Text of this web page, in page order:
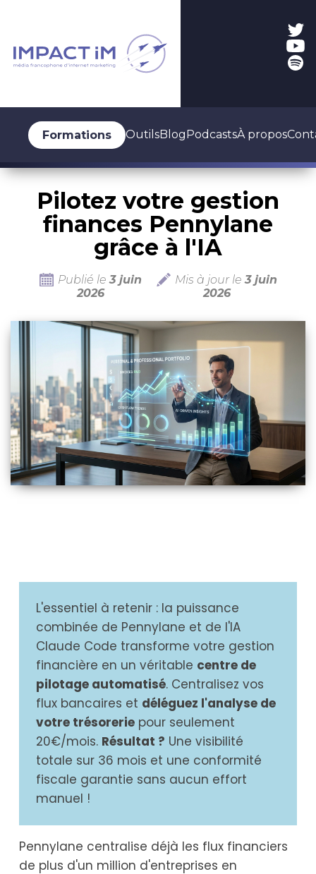
Formations OutilsBlogPodcastsÀ propos
Pilotez votre gestion
finances Pennylane
grâce à l'IA
Publié le3 juin
2026
Mis à jour le3 juin
2026
L'essentiel à retenir : la puissance
combinée de Pennylane et de l'IA
Claude Code transforme votre gestion
financière en un véritable centre de
pilotage automatisé. Centralisez vos
flux bancaires et déléguez l'analyse de
votre trésorerie pour seulement
20€/mois. Résultat ? Une visibilité
totale sur 36 mois et une conformité
fiscale garantie sans aucun effort
manuel !
Pennylane centralise déjà les flux financiers
de plus d'un million d'entreprises en